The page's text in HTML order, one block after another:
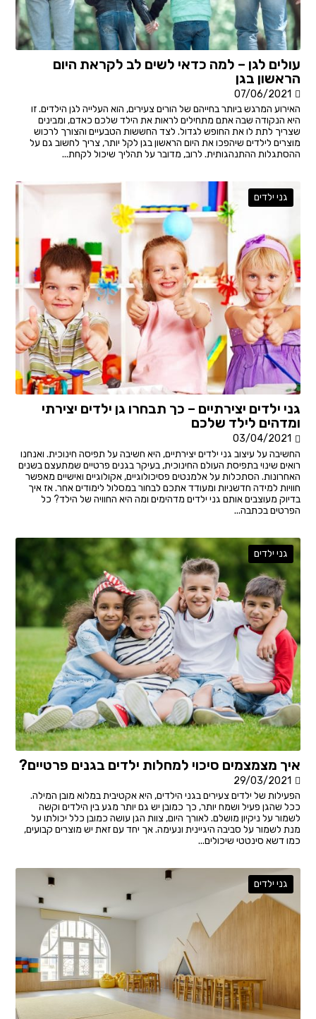
עולים לגן – למה כדאי לשים לב לקראת היום
הראשון בגן
07/06/2021
האירוע המרגש ביותר בחייהם של הורים צעירים, הוא העלייה לגן הילדים. זו
היא הנקודה שבה אתם מתחילים לראות את הילד שלכם כאדם, ומבינים
שצריך לתת לו את החופש לגדול. לצד החששות הטבעיים והצורך לרכוש
מוצרים לילדים שיהפכו את היום הראשון בגן לקל יותר, צריך לחשוב גם על
ההסתגלות ההתנהגותית. לרוב, מדובר על תהליך שיכול לקחת...
גני ילדים
גני ילדים יצירתיים – כך תבחרו גן ילדים יצירתי
ומדהים לילד שלכם
03/04/2021
החשיבה על עיצוב גני ילדים יצירתיים, היא חשיבה על תפיסה חינוכית. ואנחנו
רואים שינוי בתפיסת העולם החינוכית, בעיקר בגנים פרטיים שמתעצם בשנים
האחרונות. הסתכלות על אלמנטים פסיכולוגיים, אקולוגיים ואישיים מאפשר
חוויות למידה חדשניות ומעודד אתכם לבחור במסלול לימודים אחר. אז איך
בדיוק מעוצבים אותם גני ילדים מדהימים ומה היא החוויה של הילד? כל
הפרטים בכתבה...
גני ילדים
איך מצמצמים סיכוי למחלות ילדים בגנים פרטיים?
29/03/2021
הפעילות של ילדים צעירים בגני הילדים, היא אקטיבית במלוא מובן המילה.
ככל שהגן פעיל ושמח יותר, כך כמובן יש גם יותר מגע בין הילדים וקשה
לשמור על ניקיון מושלם. לאורך היום, צוות הגן עושה כמובן כלל יכולתו על
מנת לשמור על סביבה היגיינית ונעימה. אך יחד עם זאת יש מוצרים קבועים,
כמו דשא סינטטי שיכולים...
גני ילדים